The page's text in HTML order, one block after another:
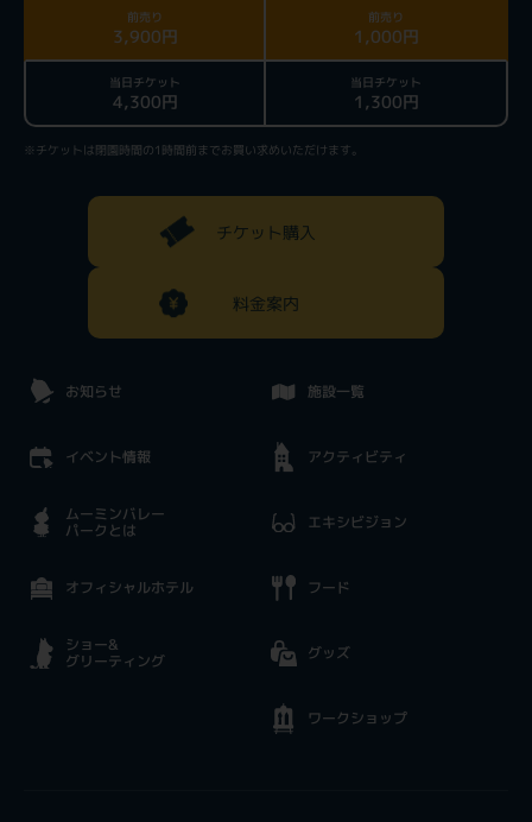
前売り
3,900円
前売り
1,000円
当日チケット
4,300円
当日チケット
1,300円
※チケットは閉園時間の1時間前までお買い求めいただけます。
チケット購入
料金案内
お知らせ
イベント情報
ムーミンバレー
パークとは
オフィシャルホテル
ショー&
グリーティング
施設一覧
アクティビティ
エキシビジョン
フード
グッズ
ワークショップ